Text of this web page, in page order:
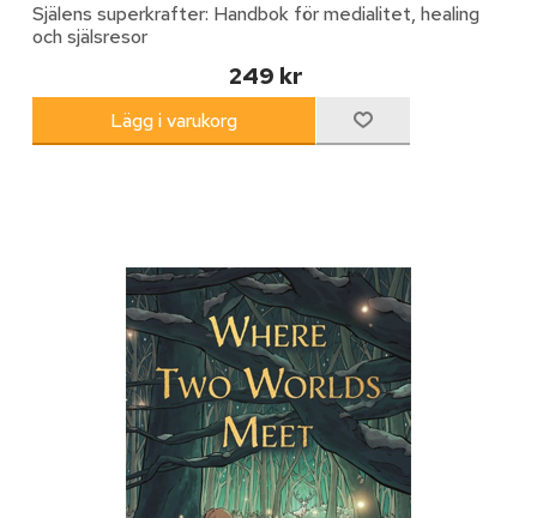
Själens superkrafter: Handbok för medialitet, healing
och själsresor
249 kr